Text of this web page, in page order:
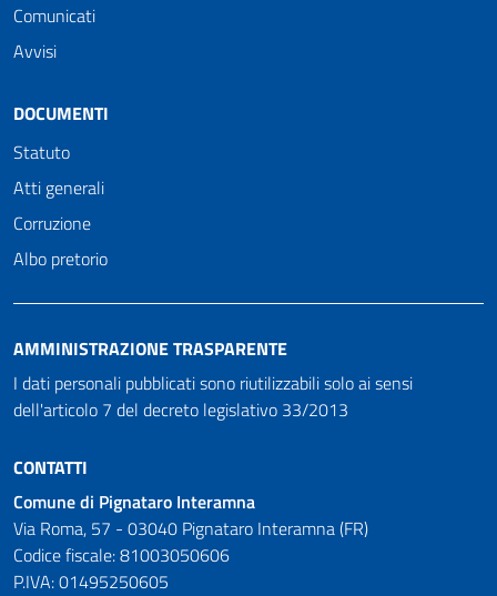
Comunicati
Avvisi
DOCUMENTI
Statuto
Atti generali
Corruzione
Albo pretorio
AMMINISTRAZIONE TRASPARENTE
I dati personali pubblicati sono riutilizzabili solo ai sensi
dell'articolo 7 del decreto legislativo 33/2013
CONTATTI
Comune di Pignataro Interamna
Via Roma, 57 - 03040 Pignataro Interamna (FR)
Codice fiscale: 81003050606
P.IVA: 01495250605